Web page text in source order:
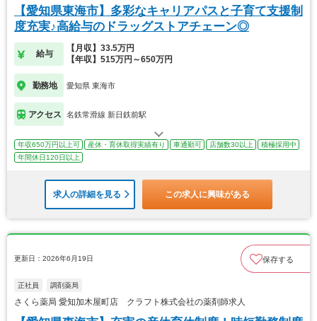
【愛知県東海市】多彩なキャリアパスと子育て支援制
度充実♪高給与のドラッグストアチェーン◎
給与
【月収】33.5万円
【年収】515万円～650万円
勤務地 愛知県 東海市
アクセス 名鉄常滑線 新日鉄前駅
年収650万円以上可 産休・育休取得実績有り 車通勤可 店舗数30以上
積極採用中
年間休日120日以上
求人の詳細を見る この求人に興味がある
更新日：2026年6月19日 保存する
正社員 調剤薬局
さくら薬局 愛知加木屋町店 クラフト株式会社の薬剤師求人